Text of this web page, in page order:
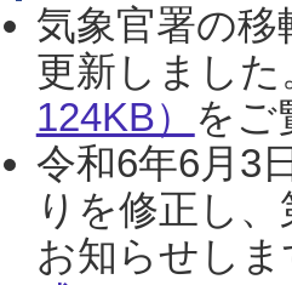
気象官署の
更新しました
124KB） をご
令和6年6月3
りを修正し
お知らせし